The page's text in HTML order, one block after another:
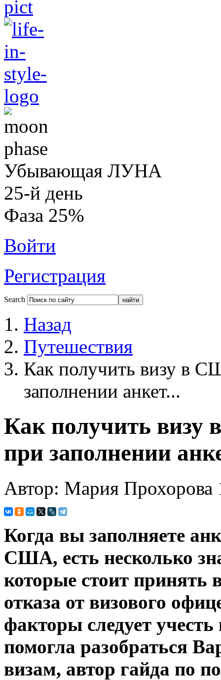
Убывающая ЛУНА
25-й день
Фаза 25%
Войти
Регистрация
Search
Назад
Путешествия
Как получить визу в
заполнении анкет...
Как получить
при заполнении
Автор: Мария Прохорова
Когда вы заполняете
США, есть несколько
которые стоит принять
отказа от визового
факторы следует
помогла разобраться
визам, автор гайда по